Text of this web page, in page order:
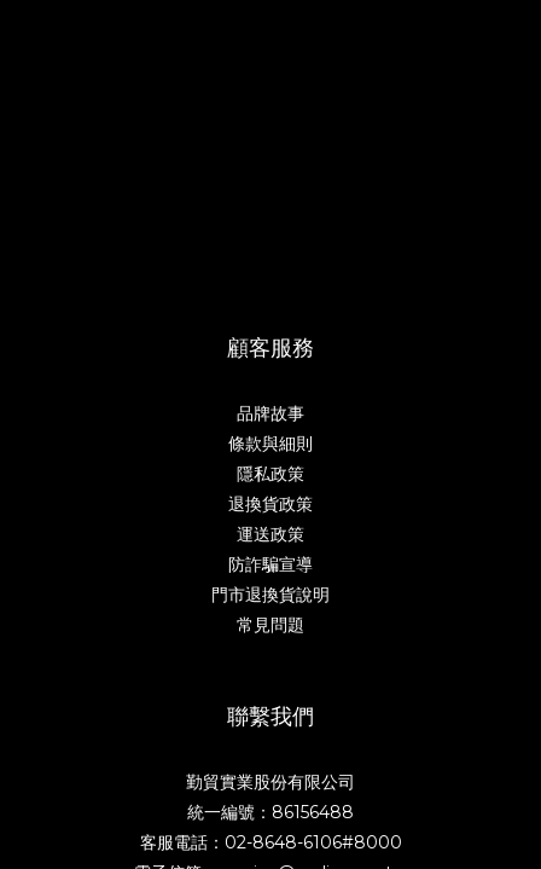
顧客服務
品牌故事
條款與細則
隱私政策
退換貨政策
運送政策
防詐騙宣導
門市退換貨說明
常見問題
聯繫我們
勤貿實業股份有限公司
統一編號：86156488
客服電話：02-8648-6106#8000